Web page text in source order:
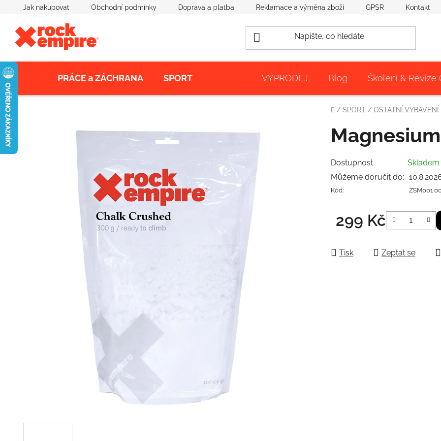
obsah
Jak nakupovat Obchodní podmínky Doprava a platba Reklamace a výměna zboží GPSR Kontakt
PRÁCE a ZÁCHRANA SPORT VÝPRODEJ Blog Školení & Revize
Domů
/ SPORT / OSTATNÍ VYBAVENÍ
Dostupnost Skladem
Můžeme doručit do:
Kód:
299 Kč
Tisk Zeptat se